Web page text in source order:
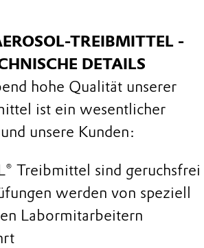
TREIBMITTEL -
DETAILS
hohe Qualität unserer
ist ein wesentlicher
unsere Kunden:
Treibmittel sind geruchsfrei
werden von speziell
Labormitarbeitern